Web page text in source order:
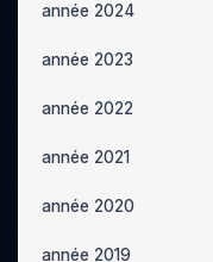
année 2024
année 2023
année 2022
année 2021
année 2020
année 2019